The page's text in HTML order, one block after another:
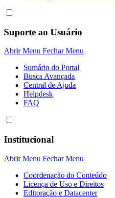
Suporte ao Usuário
Abrir Menu Fechar Menu
Sumário do Portal
Busca Avançada
Central de Ajuda
Helpdesk
FAQ
Institucional
Abrir Menu Fechar Menu
Coordenação do Conteúdo
Licença de Uso e Direitos
Editoração e Datacenter